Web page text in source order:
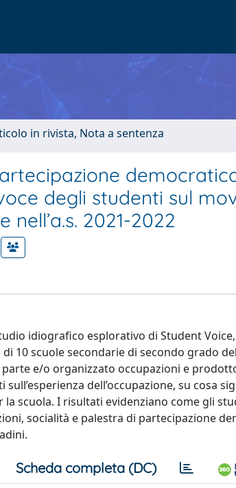
in rivista, Nota a sentenza
degli studenti sul
nell’a.s. 2021-2022
idiografico esplorativo di Student
10 scuole secondarie di secondo grado
parte e/o organizzato occupazioni e
dell’occupazione, su cosa
scuola. I risultati evidenziano come gli
socialità e palestra di partecipazione
Scheda completa (DC)